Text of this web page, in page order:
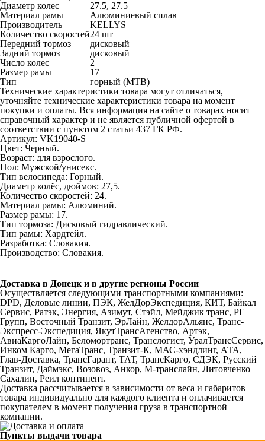
Диаметр колес
27.5, 27.5
Материал рамы
Алюминиевый сплав
Производитель
KELLYS
Количество скоростей24 шт
Передний тормоз
дисковый
Задний тормоз
дисковый
Число колес
2
Размер рамы
17
Тип
горный (MTB)
Технические характеристики товара могут отличаться,
уточняйте технические характеристики товара на момент
покупки и оплаты. Вся информация на сайте о товарах носит
справочный характер и не является публичной офертой в
соответствии с пунктом 2 статьи 437 ГК РФ.
Артикул: VK19040-S
Цвет: Черный.
Возраст: для взрослого.
Пол: Мужской/унисекс.
Тип велосипеда: Горный.
Диаметр колёс, дюймов: 27,5.
Количество скоростей: 24.
Материал рамы: Алюминий.
Размер рамы: 17.
Тип тормоза: Дисковый гидравлический.
Тип рамы: Хардтейл.
Разработка: Словакия.
Производство: Словакия.
Доставка в Донецк и в другие регионы России
Осуществляется следующими транспортными компаниями:
DPD, Деловые линии, ПЭК, ЖелДорЭкспедиция, КИТ, Байкал
Сервис, Ратэк, Энергия, Азимут, Стэйл, Мейджик транс, РГ
Групп, Восточный Транзит, ЭрЛайн, ЖелдорАльянс, Транс-
Экспресс-Экспедиция, ЯкутТрансАгенство, Артэк,
АвиаКаргоЛайн, Беломортранс, Транслогист, УралТрансСервис,
Инком Карго, МегаТранс, Транзит-К, МАС-хэндлинг, АТА,
Глав-Доставка, ТрансГарант, ТАТ, ТрансКарго, СДЭК, Русский
Транзит, Даймэкс, Возовоз, Анкор, М-транслайн, Литовченко
Сахалин, Реил континент.
Доставка рассчитывается в зависимости от веса и габаритов
товара индивидуально для каждого клиента и оплачивается
покупателем в момент получения груза в транспортной
компании.
Пункты выдачи товара